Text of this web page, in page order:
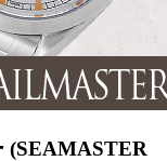
(SEAMASTER